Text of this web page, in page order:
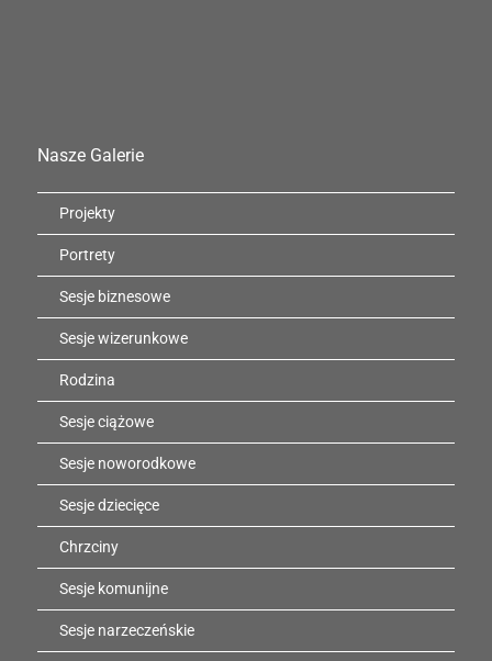
Nasze Galerie
Projekty
Portrety
Sesje biznesowe
Sesje wizerunkowe
Rodzina
Sesje ciążowe
Sesje noworodkowe
Sesje dziecięce
Chrzciny
Sesje komunijne
Sesje narzeczeńskie